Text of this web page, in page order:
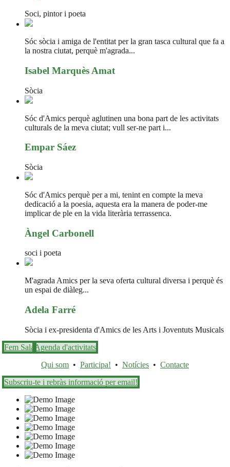
Soci, pintor i poeta
Sóc sòcia i amiga de l'entitat per la gran tasca cultural que fa a
la nostra ciutat, perquè m'agrada...
Isabel Marquès Amat
Sòcia
Sóc d'Amics perquè aglutinen una bona part de les activitats
culturals de la meva ciutat; vull ser-ne part i...
Empar Sáez
Sòcia
Sóc d'Amics perquè per a mi, tenint en compte la meva
dedicació a la poesia, aquesta era la manera de poder-me
implicar de ple en la vida literària terrassenca.
Àngel Carbonell
soci i poeta
M'agrada Amics per la seva oferta cultural diversa i perquè és
un espai de diàleg...
Adela Farré
Sòcia i ex-presidenta d'Amics de les Arts i Joventuts Musicals
Fem Sala Agenda d'activitats
Qui som • Participa! • Notícies • Contacte
Subscriu-te i rebràs informació per email!